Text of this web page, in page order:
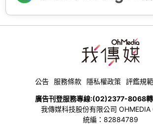
公告 服務條款 隱私權政策 評鑑規範
廣告刊登服務專線:(02)2377-8068
我傳媒科技股份有限公司 OHMEDIA
統編：82884789